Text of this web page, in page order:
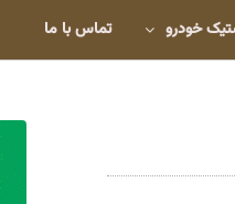
خودرو تماس با ما